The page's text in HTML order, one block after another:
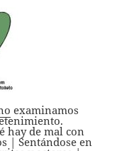
examinamos
hay de mal con
| Sentándose en